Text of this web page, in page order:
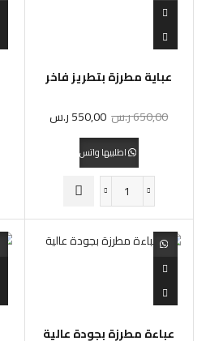
عباية مطرزة بتطريز فاخر
650,00ر.س 550,00ر.س
اطلبيها واتس
عباءة مطرزة بجودة عالية